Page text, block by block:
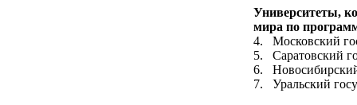
Университеты,
мира по
4.
Московский
5.
Саратовский
6.
7.
Уральский